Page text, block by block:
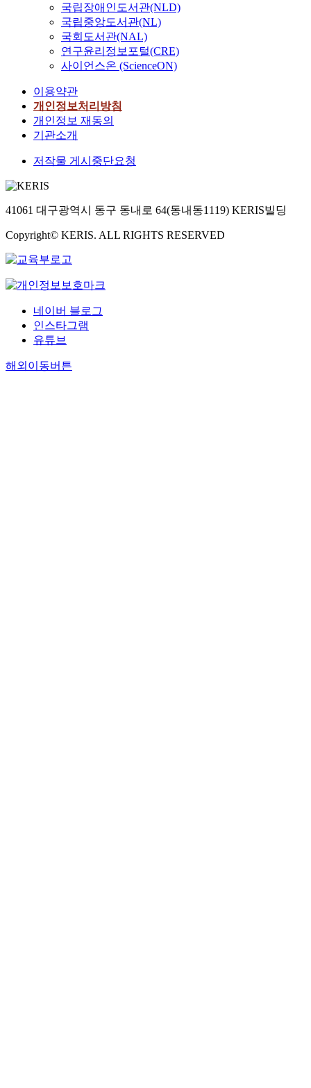
국립장애인도서관(NLD)
국립중앙도서관(NL)
국회도서관(NAL)
연구윤리정보포털(CRE)
사이언스온 (ScienceON)
이용약관
개인정보처리방침
개인정보 재동의
기관소개
저작물 게시중단요청
41061 대구광역시 동구 동내로 64(동내동1119) KERIS빌딩
Copyright© KERIS. ALL RIGHTS RESERVED
네이버 블로그
인스타그램
유튜브
해외이동버튼